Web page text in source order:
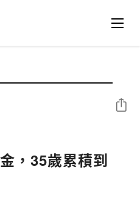
，35歲累積到
分享